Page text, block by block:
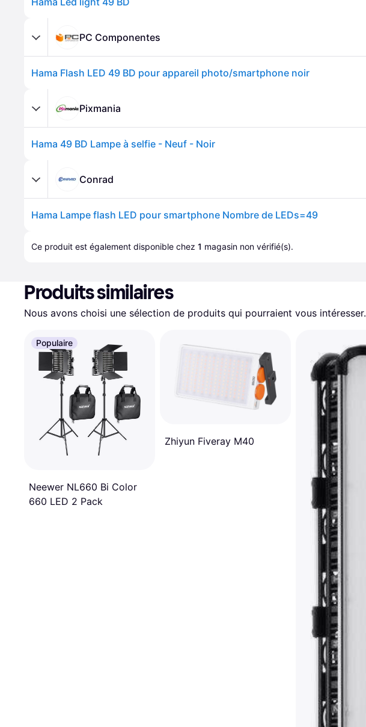
PC Componentes
Hama Flash LED 49 BD pour appareil photo/smartphone noir
Pixmania
Hama 49 BD Lampe à selfie - Neuf - Noir
Conrad
Hama Lampe flash LED pour smartphone Nombre de LEDs=49
Ce produit est également disponible chez 1 magasin non vérifié(s).
Produits similaires
Nous avons choisi une sélection de produits qui pourraient vous intéresser.
Populaire
Neewer NL660 Bi Color
660 LED 2 Pack
Zhiyun Fiveray M40